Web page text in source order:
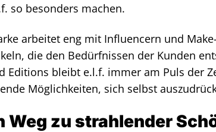
so besonders machen.
arbeitet eng mit Influencern und
die den Bedürfnissen der Kunden
Editions bleibt e.l.f. immer am Puls der
Möglichkeiten, sich selbst
Weg zu strahlender